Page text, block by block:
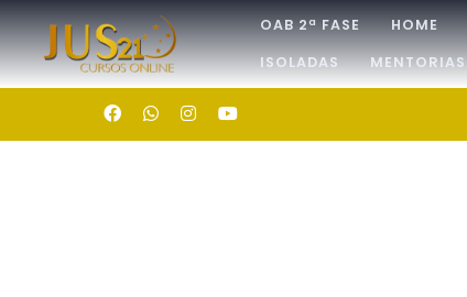
OAB 2ª FASE HOME
ISOLADAS
MENTORIAS